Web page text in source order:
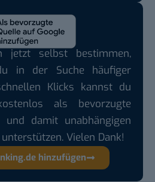
jetzt selbst bestimmen,
in der Suche häufiger
Klicks kannst du
als bevorzugte
und damit unabhängigen
Vielen Dank!
hinzufügen